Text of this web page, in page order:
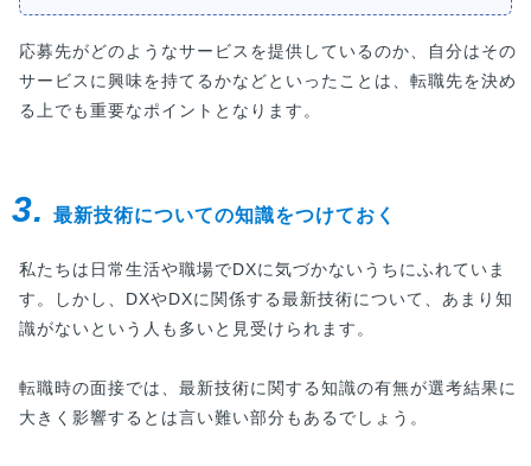
応募先がどのようなサービスを提供しているのか、自分はその
サービスに興味を持てるかなどといったことは、転職先を決め
る上でも重要なポイントとなります。
3. 最新技術についての知識をつけておく
私たちは日常生活や職場でDXに気づかないうちにふれていま
す。しかし、DXやDXに関係する最新技術について、あまり知
識がないという人も多いと見受けられます。
転職時の面接では、最新技術に関する知識の有無が選考結果に
大きく影響するとは言い難い部分もあるでしょう。